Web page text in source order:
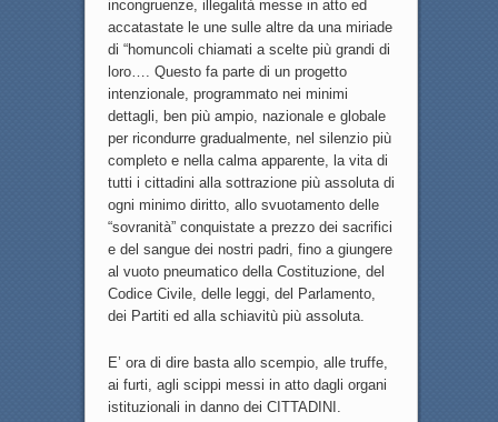
incongruenze, illegalità messe in atto ed
accatastate le une sulle altre da una miriade
di “homuncoli chiamati a scelte più grandi di
loro…. Questo fa parte di un progetto
intenzionale, programmato nei minimi
dettagli, ben più ampio, nazionale e globale
per ricondurre gradualmente, nel silenzio più
completo e nella calma apparente, la vita di
tutti i cittadini alla sottrazione più assoluta di
ogni minimo diritto, allo svuotamento delle
“sovranità” conquistate a prezzo dei sacrifici
e del sangue dei nostri padri, fino a giungere
al vuoto pneumatico della Costituzione, del
Codice Civile, delle leggi, del Parlamento,
dei Partiti ed alla schiavitù più assoluta.
E’ ora di dire basta allo scempio, alle truffe,
ai furti, agli scippi messi in atto dagli organi
istituzionali in danno dei CITTADINI.